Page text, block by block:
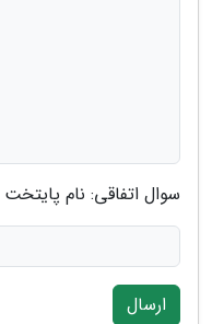
سوال اتفاقی: نام
ارسال